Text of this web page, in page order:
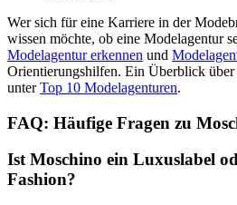
Wer sich für eine Karriere in der
wissen möchte, ob eine Modelagentur
Modelagentur erkennen und
Orientierungshilfen. Ein Überblick über
unterTop 10 Modelagenturen.
FAQ: Häufige Fragen zu
Ist Moschino ein Luxuslabel
Fashion?